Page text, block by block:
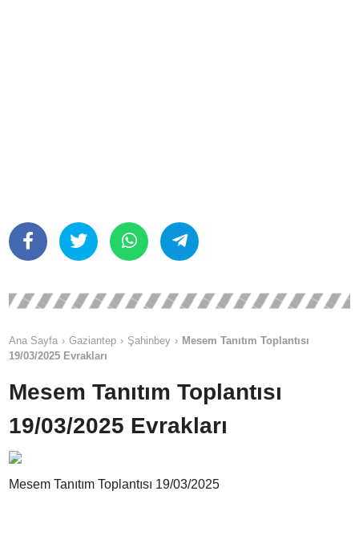
Ana Sayfa Gaziantep Şahinbey
Mesem Tanıtım Toplantısı
19/03/2025 Evrakları
Mesem Tanıtım Toplantısı
19/03/2025 Evrakları
Mesem Tanıtım Toplantısı 19/03/2025